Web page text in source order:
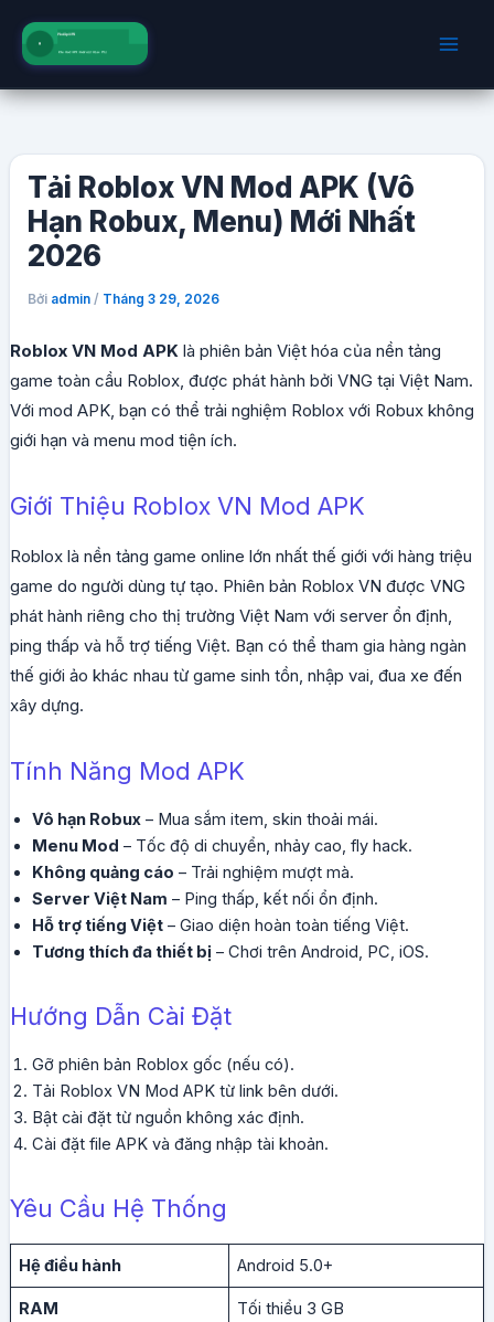
dung
Tải Roblox VN Mod APK (Vô
Hạn Robux, Menu) Mới Nhất
2026
Bởi admin / Tháng 3 29, 2026
Roblox VN Mod APKlà phiên bản Việt hóa của nền tảng
game toàn cầu Roblox, được phát hành bởi VNG tại Việt Nam.
Với mod APK, bạn có thể trải nghiệm Roblox với Robux không
giới hạn và menu mod tiện ích.
Giới Thiệu Roblox VN Mod APK
Roblox là nền tảng game online lớn nhất thế giới với hàng triệu
game do người dùng tự tạo. Phiên bản Roblox VN được VNG
phát hành riêng cho thị trường Việt Nam với server ổn định,
ping thấp và hỗ trợ tiếng Việt. Bạn có thể tham gia hàng ngàn
thế giới ảo khác nhau từ game sinh tồn, nhập vai, đua xe đến
xây dựng.
Tính Năng Mod APK
Vô hạn Robux– Mua sắm item, skin thoải mái.
Menu Mod – Tốc độ di chuyển, nhảy cao, fly hack.
Không quảng cáo – Trải nghiệm mượt mà.
Server Việt Nam – Ping thấp, kết nối ổn định.
Hỗ trợ tiếng Việt– Giao diện hoàn toàn tiếng Việt.
Tương thích đa thiết bị – Chơi trên Android, PC, iOS.
Hướng Dẫn Cài Đặt
Gỡ phiên bản Roblox gốc (nếu có).
Tải Roblox VN Mod APK từ link bên dưới.
Bật cài đặt từ nguồn không xác định.
Cài đặt file APK và đăng nhập tài khoản.
Yêu Cầu Hệ Thống
Hệ điều hành Android 5.0+
RAM Tối thiểu 3 GB